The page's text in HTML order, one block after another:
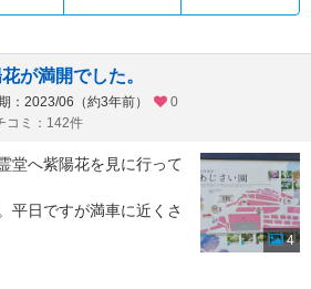
が満開でした。
：2023/06（約3年前）
0
コミ：142件
堂へ紫陽花を見に行って
平日ですが満車に近くさ
4